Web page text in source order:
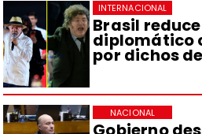
Brasil
diplomático
por dichos
INTERNACIONAL
NACIONAL